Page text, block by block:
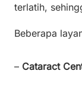
terlatih,
Beberapa
– Cataract